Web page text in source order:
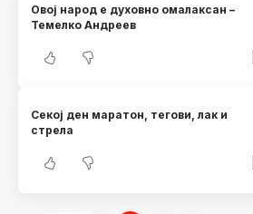
Овој народ е духовно омалаксан –
Темелко Андреев
Секој ден маратон, тегови, лак и
стрела